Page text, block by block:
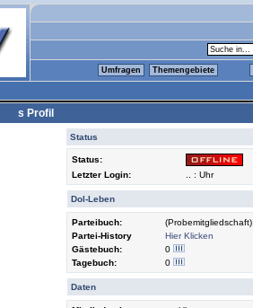
Umfragen Themengebiete
s Profil
Status
Status:
Letzter Login:
.. : Uhr
Dol-Leben
Parteibuch:
(Probemitgliedschaft)
Partei-History
Hier Klicken
Gästebuch:
0
Tagebuch:
0
Daten